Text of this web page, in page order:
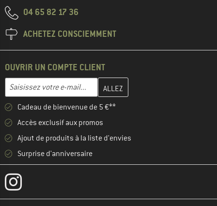
04 65 82 17 36
ACHETEZ CONSCIEMMENT
OUVRIR UN COMPTE CLIENT
Adresse e-mail
Entrez votre adresse e-mail ici et créez votre compte client à la
Cadeau de bienvenue de 5 €**
Accès exclusif aux promos
Ajout de produits à la liste d'envies
Surprise d'anniversaire